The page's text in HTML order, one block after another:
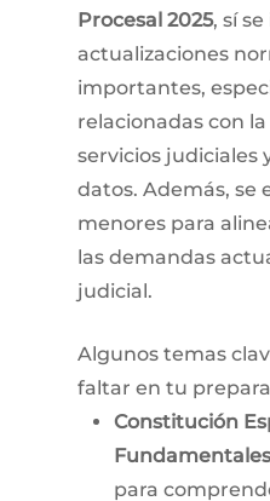
Procesal 2025, sí
actualizaciones
importantes,
relacionadas con
servicios judiciales
datos. Además, se
menores para
las demandas
judicial.
Algunos temas
faltar en tu
Constitución
para